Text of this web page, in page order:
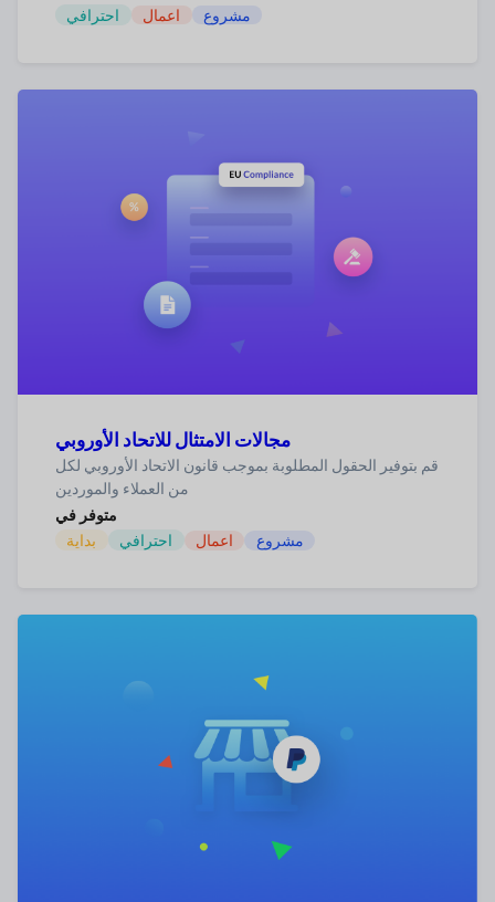
احترافي اعمال مشروع
مجالات الامتثال للاتحاد الأوروبي
قم بتوفير الحقول المطلوبة بموجب قانون الاتحاد الأوروبي لكل
من العملاء والموردين
متوفر في
بداية
احترافي اعمال مشروع